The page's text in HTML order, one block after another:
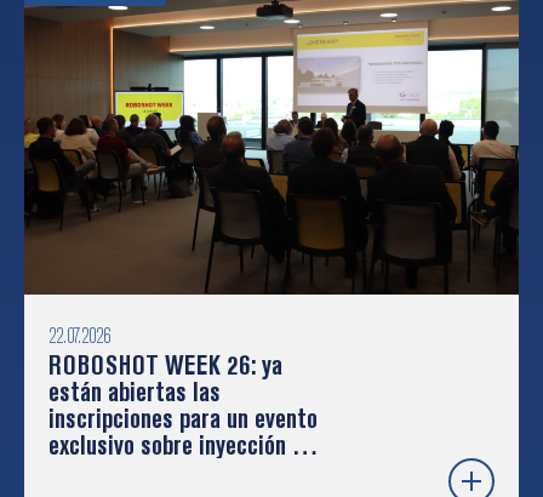
22.07.2026
ROBOSHOT WEEK 26: ya
están abiertas las
inscripciones para un evento
exclusivo sobre inyección de